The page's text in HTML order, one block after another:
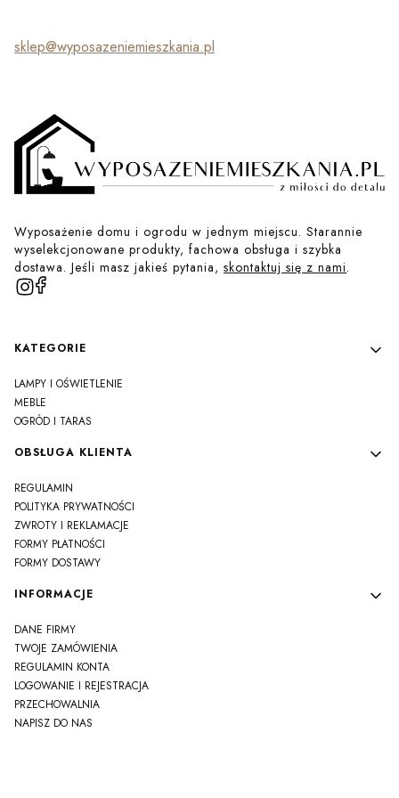
sklep@wyposazeniemieszkania.pl
Wyposażenie domu i ogrodu w jednym miejscu. Starannie
wyselekcjonowane produkty, fachowa obsługa i szybka
dostawa. Jeśli masz jakieś pytania, skontaktuj się z nami.
Linki w stopce
KATEGORIE
LAMPY I OŚWIETLENIE
MEBLE
OGRÓD I TARAS
OBSŁUGA KLIENTA
REGULAMIN
POLITYKA PRYWATNOŚCI
ZWROTY I REKLAMACJE
FORMY PŁATNOŚCI
FORMY DOSTAWY
INFORMACJE
DANE FIRMY
TWOJE ZAMÓWIENIA
REGULAMIN KONTA
LOGOWANIE I REJESTRACJA
PRZECHOWALNIA
NAPISZ DO NAS